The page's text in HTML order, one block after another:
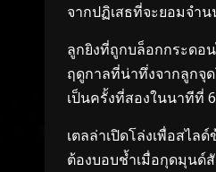
จากปฏิเสธที่จะยอมจำ
ลูกยิงที่ถูกบล็อกกระดอ
ฤดูกาลที่น่าทึ่งจากลูกจุ
เป็นครั้งที่สองในนาทีที่
เตลล่าเปิดโล่งเพื่อสไล
ต้องบอบช้ำเมื่อกุดมุนด์